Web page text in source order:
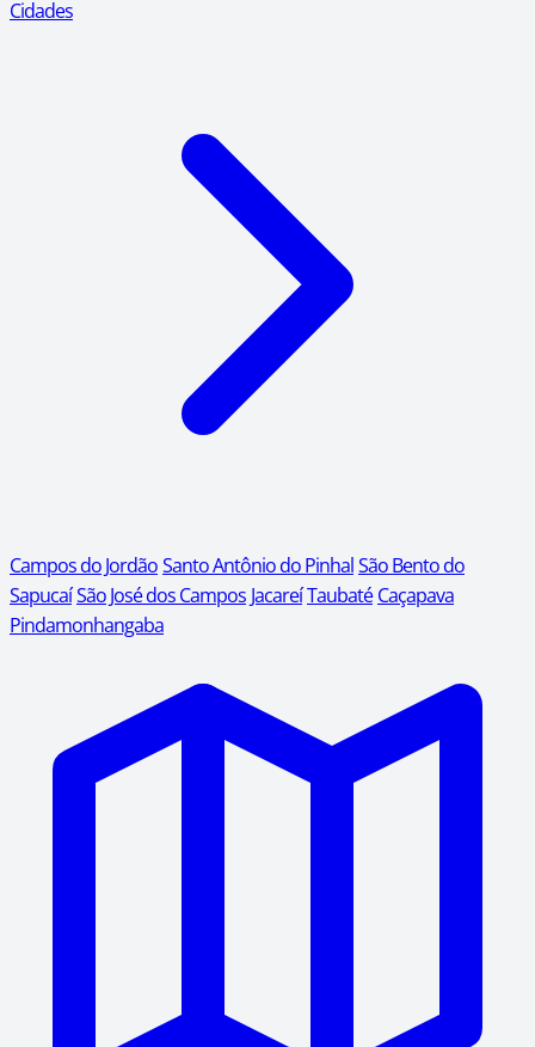
Cidades
Campos do JordãoSanto Antônio do PinhalSão Bento do
SapucaíSão José dos Campos JacareíTaubaté Caçapava
Pindamonhangaba